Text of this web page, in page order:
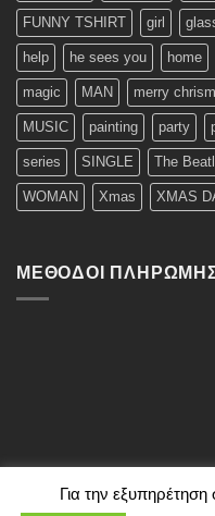
FUNNY TSHIRT girl
help he sees you home
magic MAN merry
MUSIC painting party
series SINGLE The
WOMAN Xmas XMAS
ΜΈΘΟΔΟΙ
Για την